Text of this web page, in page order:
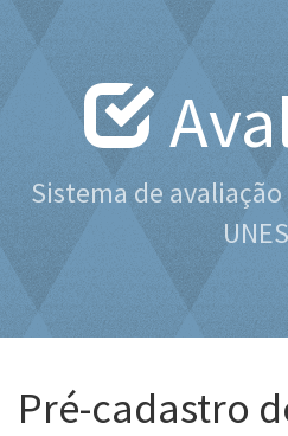
Sistema de avaliação
Pré-cadastro